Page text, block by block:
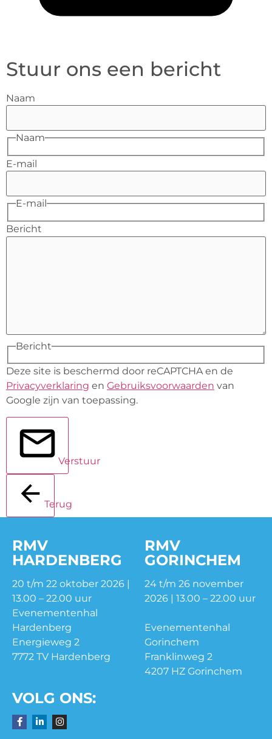
Stuur ons een bericht
Naam
Naam
E-mail
E-mail
Bericht
Bericht
Deze site is beschermd door reCAPTCHA en de
Privacyverklaring en Gebruiksvoorwaarden van
Google zijn van toepassing.
Verstuur
Terug
RMV
HARDENBERG
20 t/m 22 oktober 2026 |
13.00 – 22.00 uur
Evenementenhal
Hardenberg
Energieweg 2
7772 TV Hardenberg
RMV
GORINCHEM
24 t/m 26 november
2026 | 13.00 – 22.00 uur
Evenementenhal
Gorinchem
Franklinweg 2
4207 HZ Gorinchem
VOLG ONS: